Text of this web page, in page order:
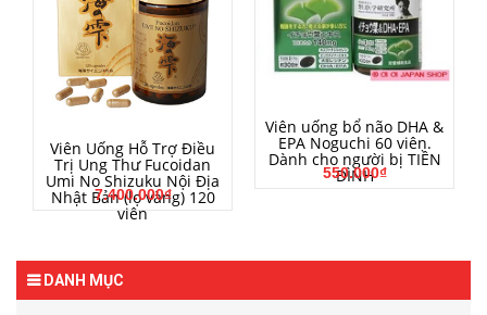
MUA HÀNG
Viên Uống Hỗ Trợ Điều
Trị Ung Thư Fucoidan
Umi No Shizuku Nội Địa
Nhật Bản (lọ vàng) 120
viên
7.400.000₫
MUA HÀNG
Viên uống bổ não DHA &
EPA Noguchi 60 viên.
Dành cho người bị TIỀN
ĐÌNH
550.000₫
DANH MỤC